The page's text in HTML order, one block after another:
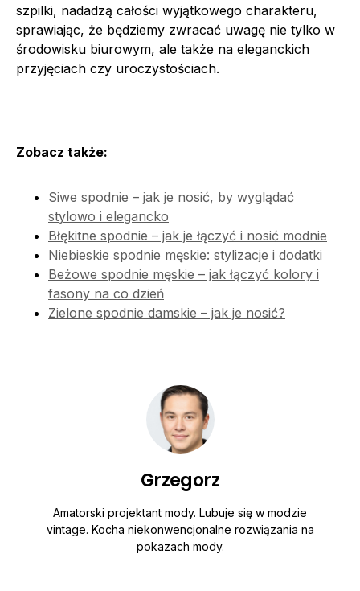
szpilki, nadadzą całości wyjątkowego charakteru,
sprawiając, że będziemy zwracać uwagę nie tylko w
środowisku biurowym, ale także na eleganckich
przyjęciach czy uroczystościach.
Zobacz także:
Siwe spodnie – jak je nosić, by wyglądać
stylowo i elegancko
Błękitne spodnie – jak je łączyć i nosić modnie
Niebieskie spodnie męskie: stylizacje i dodatki
Beżowe spodnie męskie – jak łączyć kolory i
fasony na co dzień
Zielone spodnie damskie – jak je nosić?
Grzegorz
Amatorski projektant mody. Lubuje się w modzie
vintage. Kocha niekonwencjonalne rozwiązania na
pokazach mody.